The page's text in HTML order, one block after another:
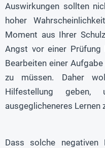
Auswirkungen sollten
hoher
Moment aus Ihrer
Angst vor einer
Bearbeiten einer
zu müssen. Daher
Hilfestellung
ausgeglicheneres Lernen
Dass solche negativen